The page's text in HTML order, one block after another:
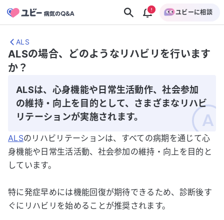
ユビーに相談
ALS
ALSの場合、どのようなリハビリを行います
か？
ALSは、心身機能や日常生活動作、社会参加
の維持・向上を目的として、さまざまなリハビ
リテーションが実施されます。
ALSのリハビリテーションは、すべての病期を通じて心
身機能や日常生活活動、社会参加の維持・向上を目的と
しています。
特に発症早めには機能回復が期待できるため、診断後す
ぐにリハビリを始めることが推奨されます。